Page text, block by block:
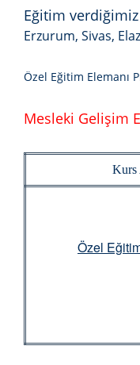
Eğitim verdiğimiz
Erzurum, Sivas,
Özel Eğitim Elemanı
Mesleki Gelişim
Kurs
Özel